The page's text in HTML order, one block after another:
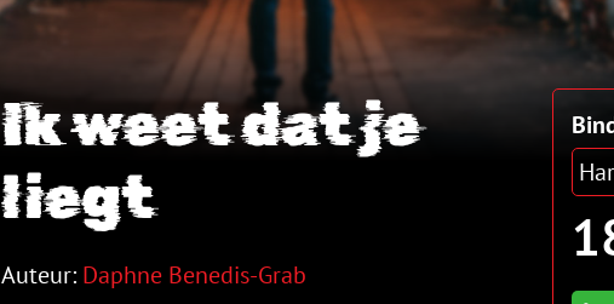
Ik weet dat je
liegt
Auteur: Daphne Benedis-Grab